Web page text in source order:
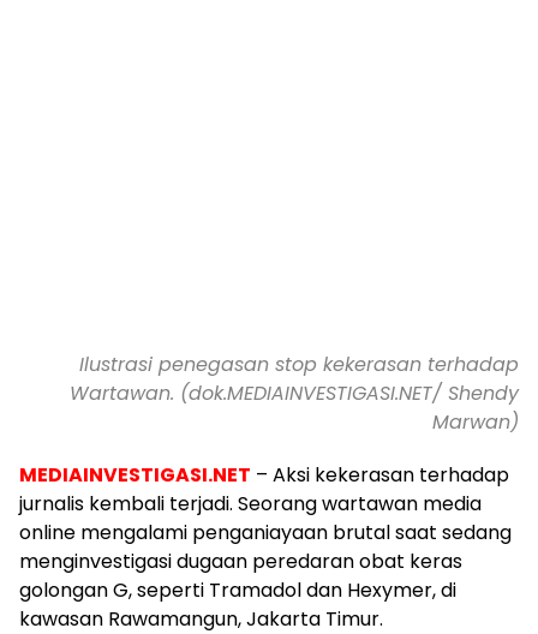
Ilustrasi penegasan stop kekerasan terhadap
Wartawan. (dok.MEDIAINVESTIGASI.NET/ Shendy
Marwan)
MEDIAINVESTIGASI.NET – Aksi kekerasan terhadap
jurnalis kembali terjadi. Seorang wartawan media
online mengalami penganiayaan brutal saat sedang
menginvestigasi dugaan peredaran obat keras
golongan G, seperti Tramadol dan Hexymer, di
kawasan Rawamangun, Jakarta Timur.